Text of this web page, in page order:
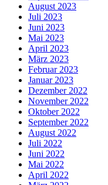
August 2023
Juli 2023
Juni 2023
Mai 2023
April 2023
März 2023
Februar 2023
Januar 2023
Dezember 2022
November 2022
Oktober 2022
September 2022
August 2022
Juli 2022
Juni 2022
Mai 2022
April 2022